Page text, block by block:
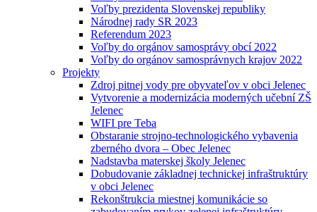
Voľby prezidenta Slovenskej republiky
Národnej rady SR 2023
Referendum 2023
Voľby do orgánov samosprávy obcí 2022
Voľby do orgánov samosprávnych krajov 2022
Projekty
Zdroj pitnej vody pre obyvateľov v obci Jelenec
Vytvorenie a modernizácia moderných učební ZŠ
Jelenec
WIFI pre Teba
Obstaranie strojno-technologického vybavenia
zberného dvora – Obec Jelenec
Nadstavba materskej školy Jelenec
Dobudovanie základnej technickej infraštruktúry
v obci Jelenec
Rekonštrukcia miestnej komunikácie so